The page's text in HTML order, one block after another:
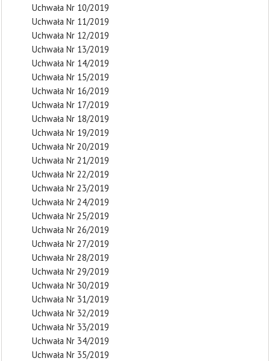
Uchwała Nr 10/2019
Uchwała Nr 11/2019
Uchwała Nr 12/2019
Uchwała Nr 13/2019
Uchwała Nr 14/2019
Uchwała Nr 15/2019
Uchwała Nr 16/2019
Uchwała Nr 17/2019
Uchwała Nr 18/2019
Uchwała Nr 19/2019
Uchwała Nr 20/2019
Uchwała Nr 21/2019
Uchwała Nr 22/2019
Uchwała Nr 23/2019
Uchwała Nr 24/2019
Uchwała Nr 25/2019
Uchwała Nr 26/2019
Uchwała Nr 27/2019
Uchwała Nr 28/2019
Uchwała Nr 29/2019
Uchwała Nr 30/2019
Uchwała Nr 31/2019
Uchwała Nr 32/2019
Uchwała Nr 33/2019
Uchwała Nr 34/2019
Uchwała Nr 35/2019